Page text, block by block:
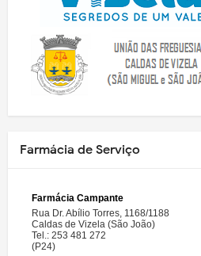
Farmácia de Serviço